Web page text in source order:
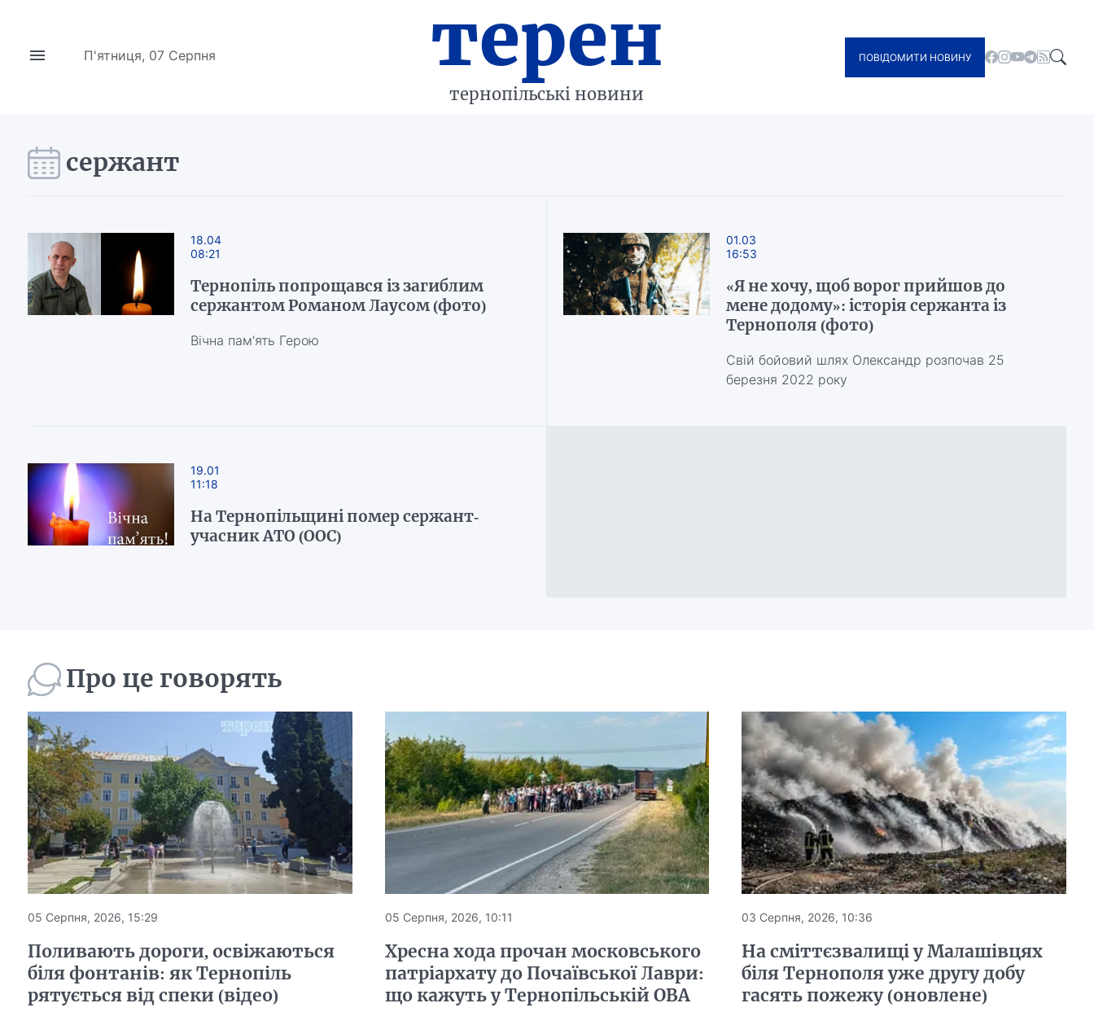
П'ятниця, 07 Серпня терен
тернопільські новини
ПОВІДОМИТИ НОВИНУ
сержант
18.04
08:21
Тернопіль попрощався із загиблим
сержантом Романом Лаусом (фото)
Вічна пам'ять Герою
01.03
16:53
«Я не хочу, щоб ворог прийшов до
мене додому»: історія сержанта із
Тернополя (фото)
Свій бойовий шлях Олександр розпочав 25
березня 2022 року
19.01
11:18
На Тернопільщині помер сержант-
учасник АТО (ООС)
Про це говорять
05 Серпня, 2026, 15:29
Поливають дороги, освіжаються
біля фонтанів: як Тернопіль
рятується від спеки (відео)
05 Серпня, 2026, 10:11
Хресна хода прочан московського
патріархату до Почаївської Лаври:
що кажуть у Тернопільській ОВА
03 Серпня, 2026, 10:36
На сміттєзвалищі у Малашівцях
біля Тернополя уже другу добу
гасять пожежу (оновлене)